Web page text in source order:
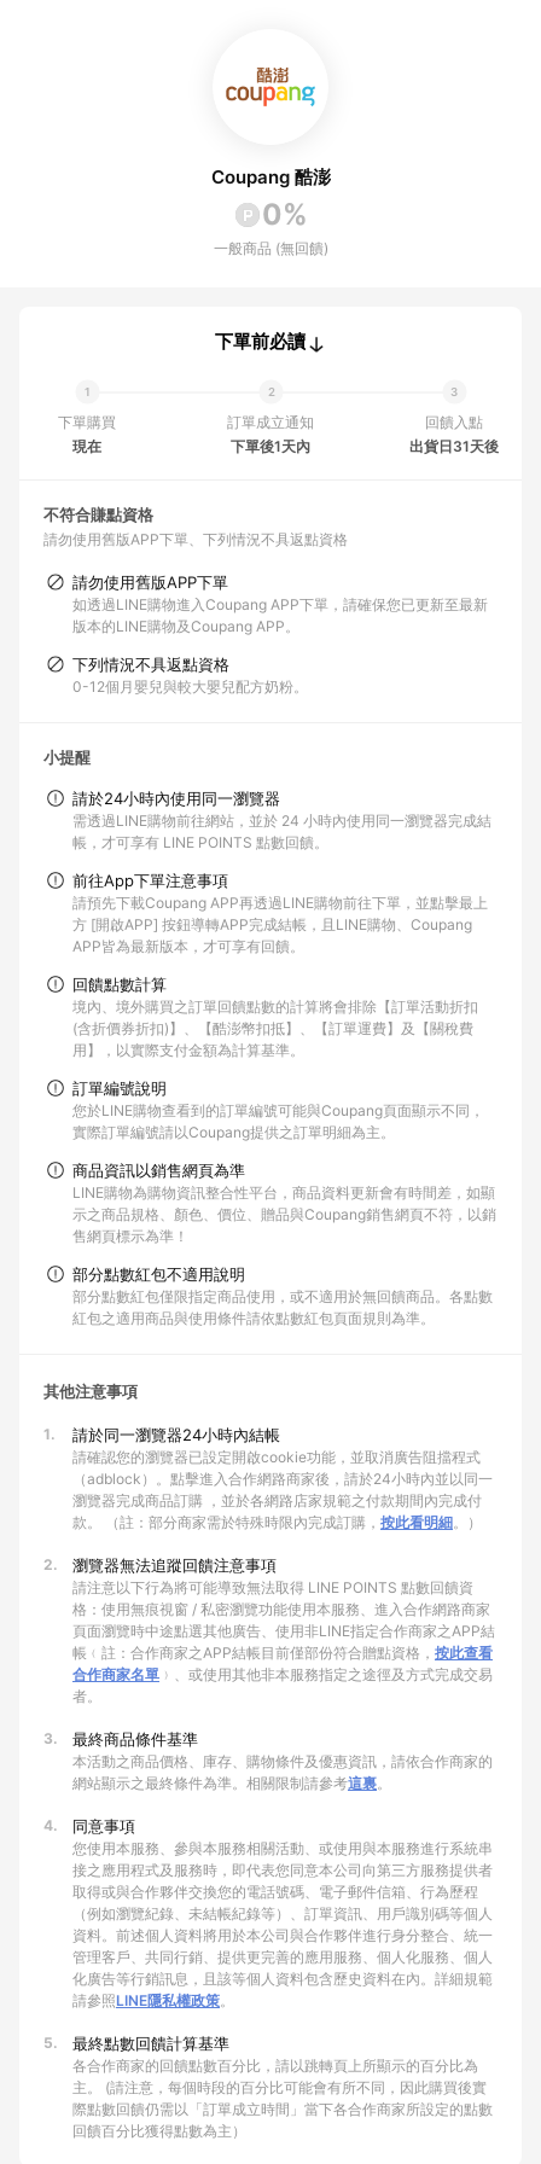
Coupang 酷澎
0%
一般商品 (無回饋)
下單前必讀
下單購買
現在
訂單成立通知
下單後1天內
回饋入點
出貨日31天後
不符合賺點資格
請勿使用舊版APP下單 下列情況不具返點資格
請勿使用舊版APP下單
如透過LINE購物進入Coupang APP下單，請確保您已更新至最新
版本的LINE購物及Coupang APP。
下列情況不具返點資格
0-12個月嬰兒與較大嬰兒配方奶粉。
小提醒
請於24小時內使用同一瀏覽器
需透過LINE購物前往網站，並於 24 小時內使用同一瀏覽器完成結
帳，才可享有 LINE POINTS 點數回饋。
前往App下單注意事項
請預先下載Coupang APP再透過LINE購物前往下單，並點擊最上
方 [開啟APP] 按鈕導轉APP完成結帳，且LINE購物、Coupang
APP皆為最新版本，才可享有回饋。
回饋點數計算
境內、境外購買之訂單回饋點數的計算將會排除【訂單活動折扣
(含折價券折扣)】、【酷澎幣扣抵】、【訂單運費】及【關稅費
用】，以實際支付金額為計算基準。
訂單編號說明
您於LINE購物查看到的訂單編號可能與Coupang頁面顯示不同，
實際訂單編號請以Coupang提供之訂單明細為主。
商品資訊以銷售網頁為準
LINE購物為購物資訊整合性平台，商品資料更新會有時間差，如顯
示之商品規格、顏色、價位、贈品與Coupang銷售網頁不符，以銷
售網頁標示為準！
部分點數紅包不適用說明
部分點數紅包僅限指定商品使用，或不適用於無回饋商品。各點數
紅包之適用商品與使用條件請依點數紅包頁面規則為準。
其他注意事項
1. 請於同一瀏覽器24小時內結帳
請確認您的瀏覽器已設定開啟cookie功能，並取消廣告阻擋程式
（adblock）。點擊進入合作網路商家後，請於24小時內並以同一
瀏覽器完成商品訂購 ，並於各網路店家規範之付款期間內完成付
款。 （註：部分商家需於特殊時限內完成訂購， 按此看明細。）
2. 瀏覽器無法追蹤回饋注意事項
請注意以下行為將可能導致無法取得 LINE POINTS 點數回饋資
格：使用無痕視窗 / 私密瀏覽功能使用本服務、進入合作網路商家
頁面瀏覽時中途點選其他廣告、使用非LINE指定合作商家之APP結
帳﹙註：合作商家之APP結帳目前僅部份符合贈點資格， 按此查看
合作商家名單 ﹚、或使用其他非本服務指定之途徑及方式完成交易
者。
3. 最終商品條件基準
本活動之商品價格、庫存、購物條件及優惠資訊，請依合作商家的
網站顯示之最終條件為準。相關限制請參考這裏。
4. 同意事項
您使用本服務、參與本服務相關活動、或使用與本服務進行系統串
接之應用程式及服務時，即代表您同意本公司向第三方服務提供者
取得或與合作夥伴交換您的電話號碼、電子郵件信箱、行為歷程
（例如瀏覽紀錄、未結帳紀錄等）、訂單資訊、用戶識別碼等個人
資料。前述個人資料將用於本公司與合作夥伴進行身分整合、統一
管理客戶、共同行銷、提供更完善的應用服務、個人化服務、個人
化廣告等行銷訊息，且該等個人資料包含歷史資料在內。詳細規範
請參照LINE隱私權政策。
5. 最終點數回饋計算基準
各合作商家的回饋點數百分比，請以跳轉頁上所顯示的百分比為
主。 (請注意，每個時段的百分比可能會有所不同，因此購買後實
際點數回饋仍需以「訂單成立時間」當下各合作商家所設定的點數
回饋百分比獲得點數為主）